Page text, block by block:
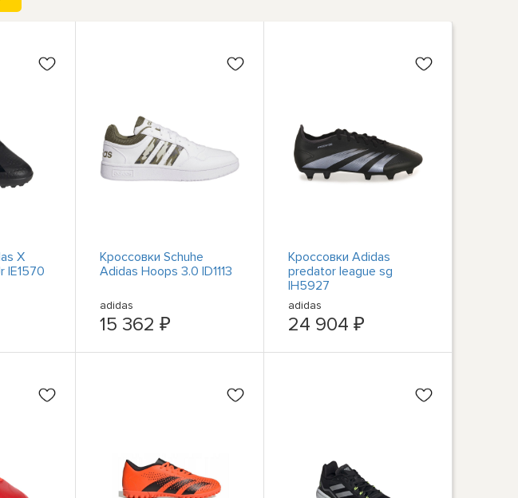
X
IE1570
Кроссовки Schuhe
Adidas Hoops 3.0 ID1113
adidas
15 362 ₽
Кроссовки Adidas
predator league sg
IH5927
adidas
24 904 ₽